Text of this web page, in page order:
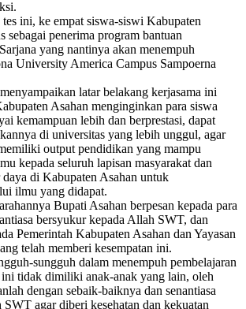
ini, ke empat siswa-siswi Kabupaten
sebagai penerima program bantuan
yang nantinya akan menempuh
University America Campus Sampoerna
latar belakang kerjasama ini
Asahan menginginkan para siswa
kemampuan lebih dan berprestasi, dapat
di universitas yang lebih unggul, agar
output pendidikan yang mampu
kepada seluruh lapisan masyarakat dan
di Kabupaten Asahan untuk
ilmu yang didapat.
Bupati Asahan berpesan kepada para
bersyukur kepada Allah SWT, dan
Pemerintah Kabupaten Asahan dan Yayasan
telah memberi kesempatan ini.
sungguh dalam menempuh pembelajaran
ini tidak dimiliki anak-anak yang lain, oleh
dengan sebaik-baiknya dan senantiasa
agar diberi kesehatan dan kekuatan